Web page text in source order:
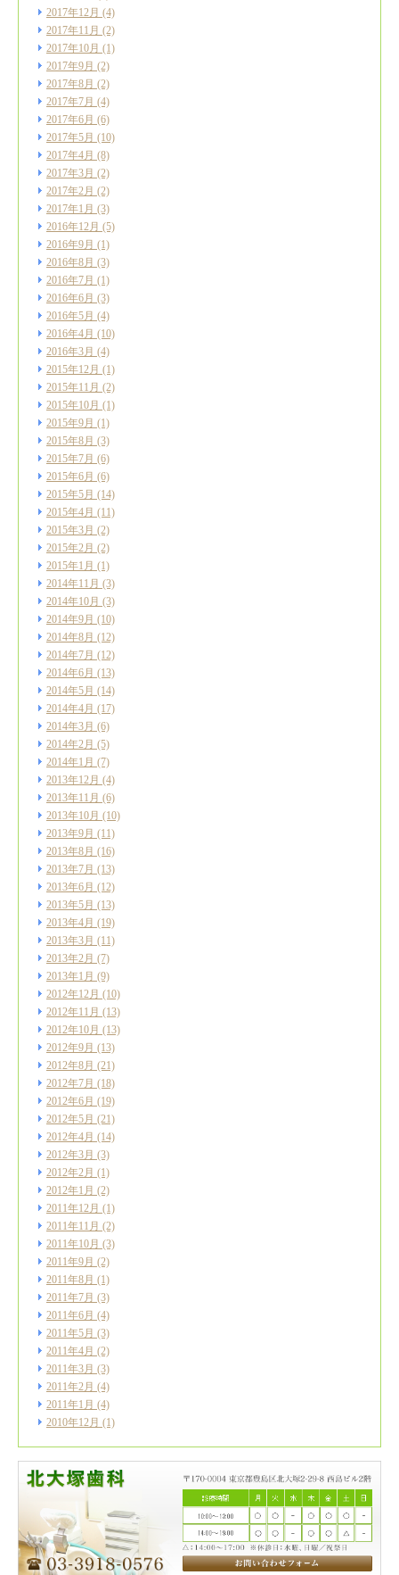
2017年12月 (4)
2017年11月 (2)
2017年10月 (1)
2017年9月 (2)
2017年8月 (2)
2017年7月 (4)
2017年6月 (6)
2017年5月 (10)
2017年4月 (8)
2017年3月 (2)
2017年2月 (2)
2017年1月 (3)
2016年12月 (5)
2016年9月 (1)
2016年8月 (3)
2016年7月 (1)
2016年6月 (3)
2016年5月 (4)
2016年4月 (10)
2016年3月 (4)
2015年12月 (1)
2015年11月 (2)
2015年10月 (1)
2015年9月 (1)
2015年8月 (3)
2015年7月 (6)
2015年6月 (6)
2015年5月 (14)
2015年4月 (11)
2015年3月 (2)
2015年2月 (2)
2015年1月 (1)
2014年11月 (3)
2014年10月 (3)
2014年9月 (10)
2014年8月 (12)
2014年7月 (12)
2014年6月 (13)
2014年5月 (14)
2014年4月 (17)
2014年3月 (6)
2014年2月 (5)
2014年1月 (7)
2013年12月 (4)
2013年11月 (6)
2013年10月 (10)
2013年9月 (11)
2013年8月 (16)
2013年7月 (13)
2013年6月 (12)
2013年5月 (13)
2013年4月 (19)
2013年3月 (11)
2013年2月 (7)
2013年1月 (9)
2012年12月 (10)
2012年11月 (13)
2012年10月 (13)
2012年9月 (13)
2012年8月 (21)
2012年7月 (18)
2012年6月 (19)
2012年5月 (21)
2012年4月 (14)
2012年3月 (3)
2012年2月 (1)
2012年1月 (2)
2011年12月 (1)
2011年11月 (2)
2011年10月 (3)
2011年9月 (2)
2011年8月 (1)
2011年7月 (3)
2011年6月 (4)
2011年5月 (3)
2011年4月 (2)
2011年3月 (3)
2011年2月 (4)
2011年1月 (4)
2010年12月 (1)